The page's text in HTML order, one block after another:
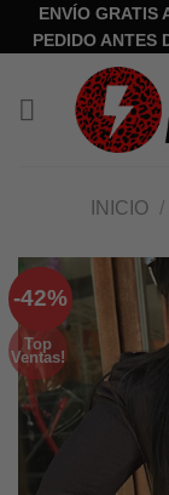
SaltarENVÍO GRATIS
PEDIDO ANTES
INICIO /
-42%
Top
Ventas!